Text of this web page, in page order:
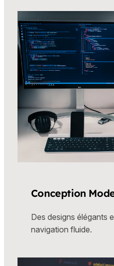
Conception
Des designs élégants
navigation fluide.